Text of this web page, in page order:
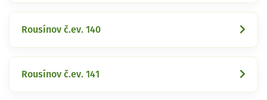
Rousínov č.ev. 140
Rousínov č.ev. 141